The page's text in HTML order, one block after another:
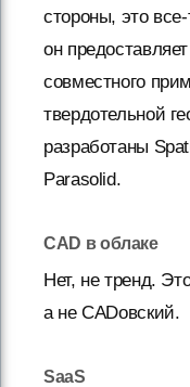
стороны, это
он
совместного
твердотельной
разработаны
Parasolid.
CAD в облаке
Нет, не тренд.
а не CADовский.
SaaS